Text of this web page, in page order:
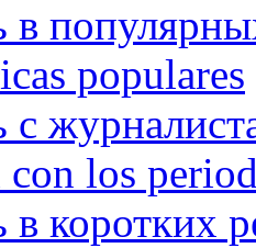
в
populares
с
con los
в коротких